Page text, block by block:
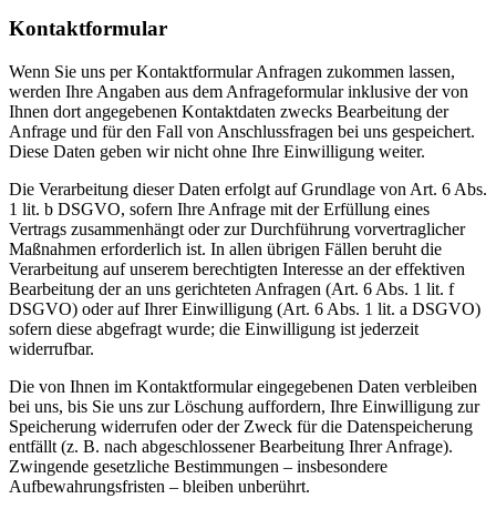
Kontaktformular
Wenn Sie uns per Kontaktformular Anfragen zukommen lassen,
werden Ihre Angaben aus dem Anfrageformular inklusive der von
Ihnen dort angegebenen Kontaktdaten zwecks Bearbeitung der
Anfrage und für den Fall von Anschlussfragen bei uns gespeichert.
Diese Daten geben wir nicht ohne Ihre Einwilligung weiter.
Die Verarbeitung dieser Daten erfolgt auf Grundlage von Art. 6 Abs.
1 lit. b DSGVO, sofern Ihre Anfrage mit der Erfüllung eines
Vertrags zusammenhängt oder zur Durchführung vorvertraglicher
Maßnahmen erforderlich ist. In allen übrigen Fällen beruht die
Verarbeitung auf unserem berechtigten Interesse an der effektiven
Bearbeitung der an uns gerichteten Anfragen (Art. 6 Abs. 1 lit. f
DSGVO) oder auf Ihrer Einwilligung (Art. 6 Abs. 1 lit. a DSGVO)
sofern diese abgefragt wurde; die Einwilligung ist jederzeit
widerrufbar.
Die von Ihnen im Kontaktformular eingegebenen Daten verbleiben
bei uns, bis Sie uns zur Löschung auffordern, Ihre Einwilligung zur
Speicherung widerrufen oder der Zweck für die Datenspeicherung
entfällt (z. B. nach abgeschlossener Bearbeitung Ihrer Anfrage).
Zwingende gesetzliche Bestimmungen – insbesondere
Aufbewahrungsfristen – bleiben unberührt.